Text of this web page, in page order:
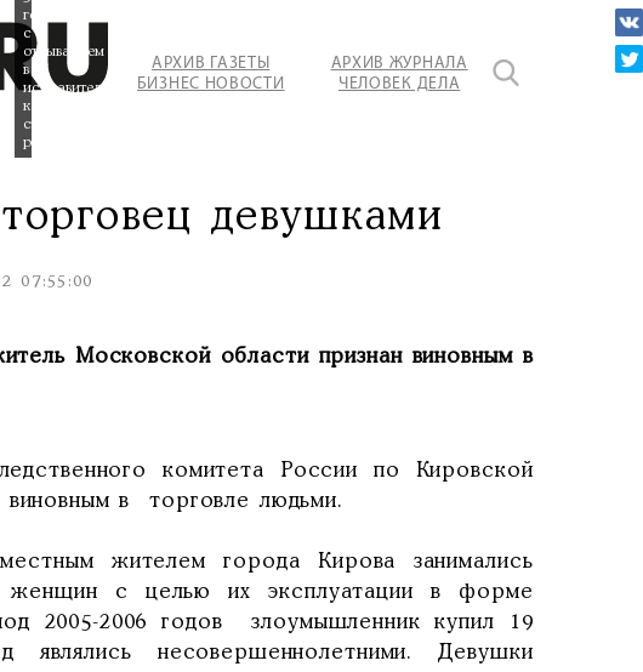
АРХИВ ГАЗЕТЫ
БИЗНЕС НОВОСТИ
АРХИВ ЖУРНАЛА
ЧЕЛОВЕК ДЕЛА
года
с
отбыванием
в
исправительной
колонии
строгого
режима.
девушками
07:55:00
Московской области признан виновным в
комитета России по Кировской
виновным в торговле людьми.
жителем города Кирова занимались
женщин с целью их эксплуатации в форме
2005-2006 годов злоумышленник купил 19
несовершеннолетними. Девушки